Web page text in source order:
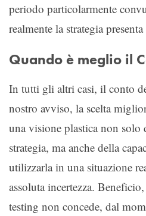
periodo particolarmente
realmente la strategia
Quando è meglio il
In tutti gli altri casi, il conto
nostro avviso, la scelta
una visione plastica non solo
strategia, ma anche della
utilizzarla in una situazione
assoluta incertezza.
testing non concede, dal